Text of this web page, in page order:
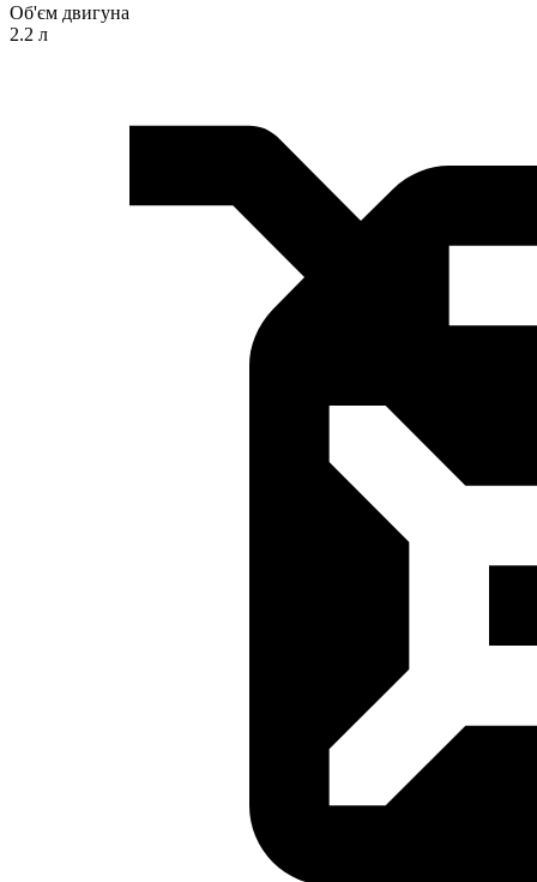
Об'єм двигуна
2.2 л